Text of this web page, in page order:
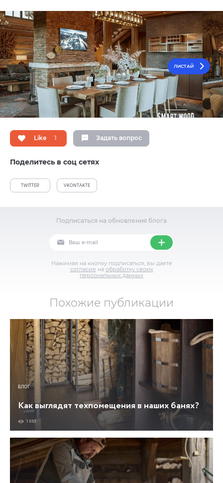
ЛИСТАЙ
Like 1 Задать вопрос
Поделитесь в соц сетях
TWITTER VKONTAKTE
Подписаться на обновления блога
Нажимая на кнопку подписаться, вы даете
согласие на обработку своих
персональных данных
Похожие публикации
БЛОГ
Как выглядят техпомещения в наших банях?
1 593